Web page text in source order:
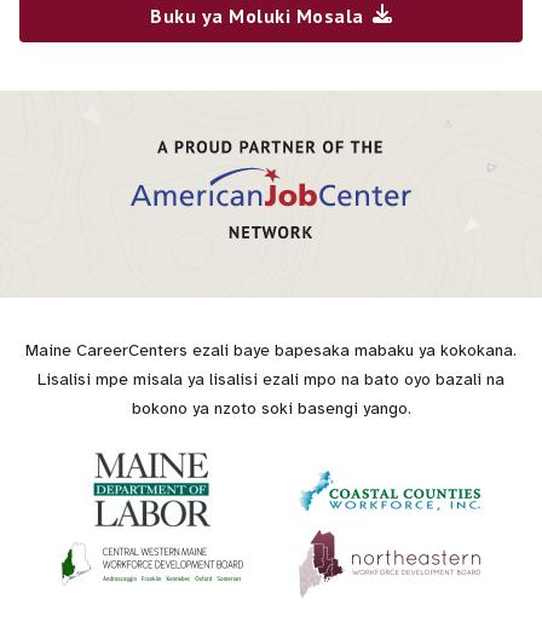
Buku ya Moluki Mosala
Maine CareerCenters ezali baye bapesaka mabaku ya kokokana.
Lisalisi mpe misala ya lisalisi ezali mpo na bato oyo bazali na
bokono ya nzoto soki basengi yango.